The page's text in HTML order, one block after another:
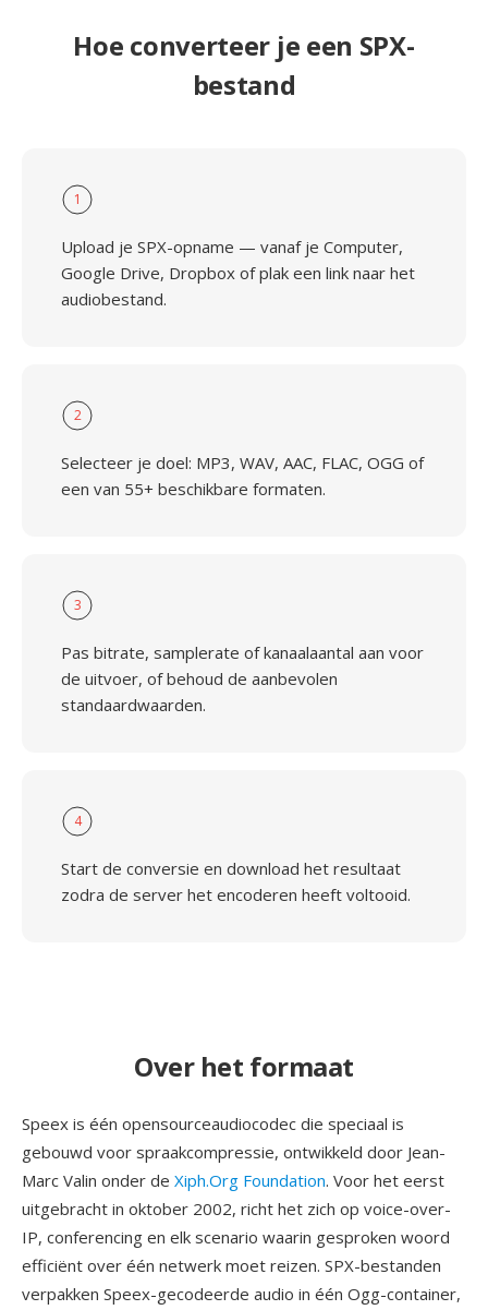
Hoe converteer je een SPX-
bestand
1
Upload je SPX-opname — vanaf je Computer,
Google Drive, Dropbox of plak een link naar het
audiobestand.
2
Selecteer je doel: MP3, WAV, AAC, FLAC, OGG of
een van 55+ beschikbare formaten.
3
Pas bitrate, samplerate of kanaalaantal aan voor
de uitvoer, of behoud de aanbevolen
standaardwaarden.
4
Start de conversie en download het resultaat
zodra de server het encoderen heeft voltooid.
Over het formaat
Speex is één opensourceaudiocodec die speciaal is
gebouwd voor spraakcompressie, ontwikkeld door Jean-
Marc Valin onder de Xiph.Org Foundation. Voor het eerst
uitgebracht in oktober 2002, richt het zich op voice-over-
IP, conferencing en elk scenario waarin gesproken woord
efficiënt over één netwerk moet reizen. SPX-bestanden
verpakken Speex-gecodeerde audio in één Ogg-container,